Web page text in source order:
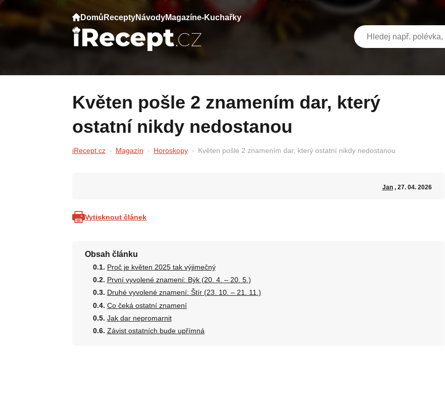
Domů ReceptyNávodyMagazíne-Kuchařky
Květen pošle 2 znamením dar, který
ostatní nikdy nedostanou
iRecept.cz Magazín Horoskopy Květen pošle 2 znamením dar, který ostatní nikdy nedostanou
Jan, 27. 04. 2026
Vytisknout článek
Obsah článku
Proč je květen 2025 tak výjimečný
První vyvolené znamení: Býk (20. 4. – 20. 5.)
Druhé vyvolené znamení: Štír (23. 10. – 21. 11.)
Co čeká ostatní znamení
Jak dar nepromarnit
Závist ostatních bude upřímná